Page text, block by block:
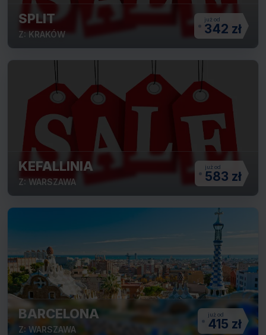
SPLIT
Z: KRAKÓW 342 zł
KEFALLINIA
Z: WARSZAWA 583 zł
BARCELONA
Z: WARSZAWA 415 zł